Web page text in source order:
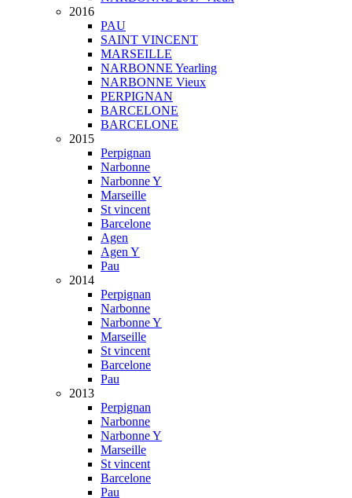
2016
PAU
SAINT VINCENT
MARSEILLE
NARBONNE Yearling
NARBONNE Vieux
PERPIGNAN
BARCELONE
BARCELONE
2015
Perpignan
Narbonne
Narbonne Y
Marseille
St vincent
Barcelone
Agen
Agen Y
Pau
2014
Perpignan
Narbonne
Narbonne Y
Marseille
St vincent
Barcelone
Pau
2013
Perpignan
Narbonne
Narbonne Y
Marseille
St vincent
Barcelone
Pau